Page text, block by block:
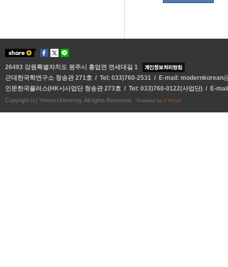
26493 강원특별자치도 원주시 흥업면 연세대길 1
근대한국학연구소 청송관 271호 / Tel: 033)760-2531 / E-mail:
인문한국플러스(HK+)사업단 청송관 273호 / Tel: 033)760-0122(사업단) / E-
Copyright (c) Yonsei University. All rights Reserved. Powered by D'TRUST